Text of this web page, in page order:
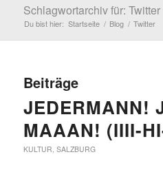
Schlagwortarchiv für: Twitter
Du bist hier: Startseite / Blog / Twitter
Beiträge
JEDERMANN!
MAAAN! (IIII-
KULTUR, SALZBURG